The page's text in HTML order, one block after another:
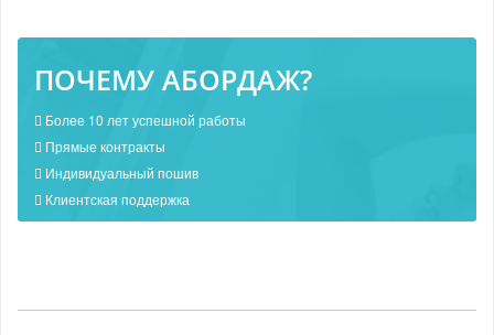
ПОЧЕМУ АБОРДАЖ?
Более 10 лет успешной работы
Прямые контракты
Индивидуальный пошив
Клиентская поддержка